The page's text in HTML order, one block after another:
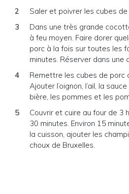
Saler et poivrer les cubes de
Dans une très grande
à feu moyen. Faire dorer
porc à la fois sur toutes les
minutes. Réserver dans une
Remettre les cubes de porc
Ajouter l’oignon, l’ail, la
bière, les pommes et les
Couvrir et cuire au four de 3
30 minutes. Environ 15
la cuisson, ajouter les
choux de Bruxelles.